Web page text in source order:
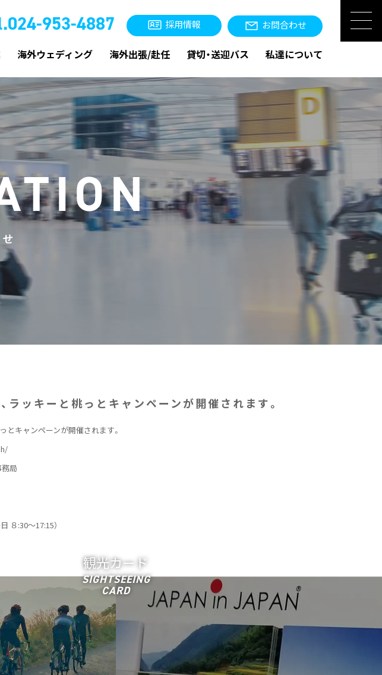
953-4887 採用情報 お問合わせ
海外ウェディング 海外出張/赴任 貸切・送迎バス 私達について
ラッキーと桃っとキャンペーンが開催されます。
とキャンペーンが開催されます。
務局
８:30〜17:15）
観光カード
SIGHTSEEING
CARD